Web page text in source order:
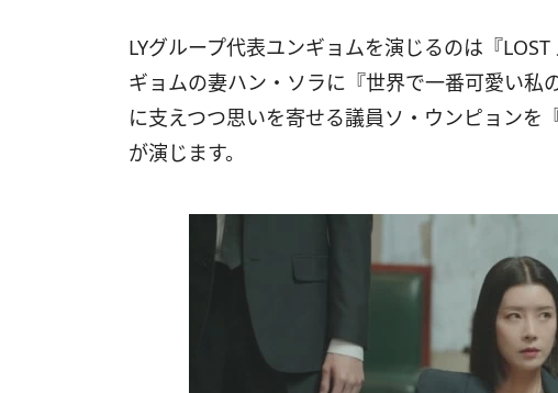
LYグループ代表ユンギョムを演じるのは『
ギョムの妻ハン・ソラに『世界で一番可愛い私
に支えつつ思いを寄せる議員ソ・ウンピョンを
が演じます。